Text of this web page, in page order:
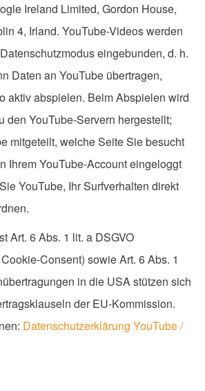
Ireland Limited, Gordon House,
4, Irland. YouTube-Videos werden
eingebunden, d. h.
Daten an YouTube übertragen,
aktiv abspielen. Beim Abspielen wird
den YouTube-Servern hergestellt;
mitgeteilt, welche Seite Sie besucht
Ihrem YouTube-Account eingeloggt
YouTube, Ihr Surfverhalten direkt
Art. 6 Abs. 1 lit. a DSGVO
Consent) sowie Art. 6 Abs. 1
in die USA stützen sich
der EU-Kommission.
Datenschutzerklärung YouTube /